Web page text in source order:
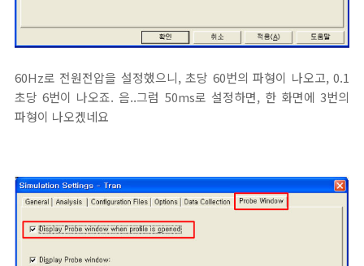
60Hz로 전원전압을 설정했으니, 초당 60번의 파형이 나오고, 0.1
초당 6번이 나오죠. 음..그럼 50ms로 설정하면, 한 화면에 3번의
파형이 나오겠네요